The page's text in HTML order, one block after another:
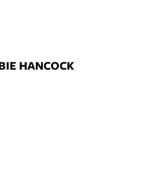
HANCOCK